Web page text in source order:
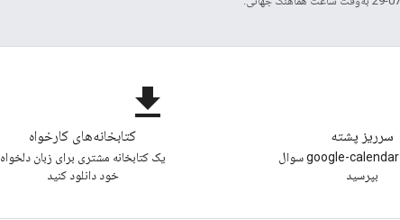
سرریز پشته
با تگ google-calendar-api سوال
بپرسید
file_download
کتابخانه‌های کارخواه
یک کتابخانه مشتری برای زبان دلخواه
خود دانلود کنید